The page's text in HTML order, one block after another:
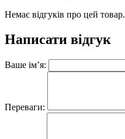
Немає відгуків про цей товар.
Написати відгук
Ваше ім’я:
Переваги: